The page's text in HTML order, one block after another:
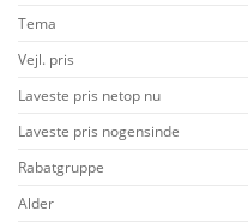
Tema
Vejl. pris
Laveste pris netop nu
Laveste pris nogensinde
Rabatgruppe
Alder